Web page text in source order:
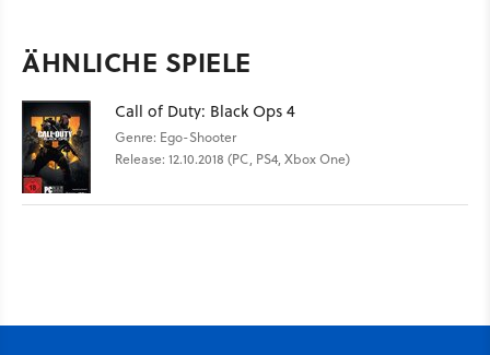
ÄHNLICHE SPIELE
Call of Duty: Black Ops 4
Genre: Ego-Shooter
Release: 12.10.2018 (PC, PS4, Xbox One)